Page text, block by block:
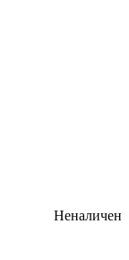
Неналичен